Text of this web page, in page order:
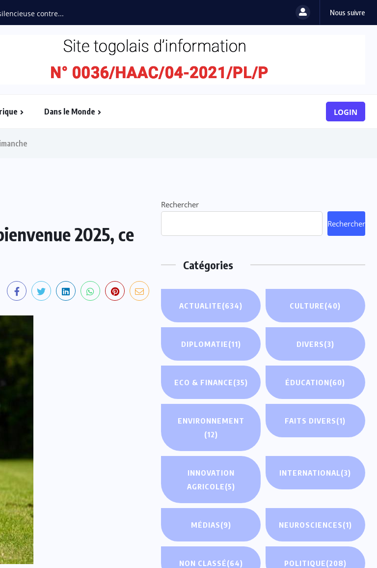
“L’Afrique Couture” en ébullition : l’Adjafi Fashion Day... Nous suivre
Dans le Monde LOGIN
2025, ce
Rechercher
Rechercher
Catégories
ACTUALITE(634) CULTURE(40)
DIPLOMATIE(11) DIVERS(3)
ECO & FINANCE(35) ÉDUCATION(60)
ENVIRONNEMENT
(12)
FAITS DIVERS(1)
INNOVATION
AGRICOLE(5)
INTERNATIONAL(3)
MÉDIAS(9) NEUROSCIENCES(1)
NON CLASSÉ(64) POLITIQUE(208)